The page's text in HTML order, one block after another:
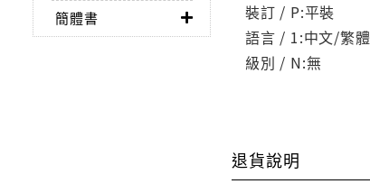
簡體書
裝訂 / P:平裝
語言 / 1:中文/繁體
級別 / N:無
退貨說明